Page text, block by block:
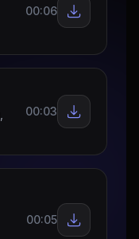
00:06
00:03
00:05